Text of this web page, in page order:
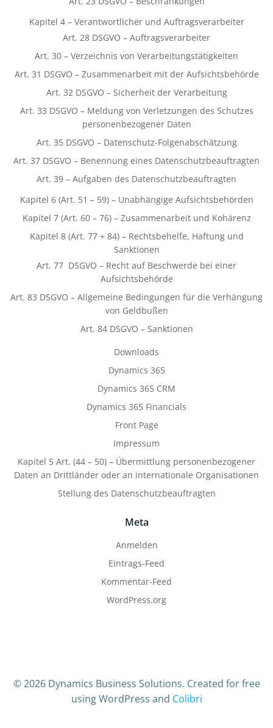
Kapitel 4 – Verantwortlicher und Auftragsverarbeiter
Art. 28 DSGVO – Auftragsverarbeiter
Art. 30 – Verzeichnis von Verarbeitungstätigkeiten
Art. 31 DSGVO – Zusammenarbeit mit der Aufsichtsbehörde
Art. 32 DSGVO – Sicherheit der Verarbeitung
Art. 33 DSGVO – Meldung von Verletzungen des Schutzes
personenbezogener Daten
Art. 35 DSGVO – Datenschutz-Folgenabschätzung
Art. 37 DSGVO – Benennung eines Datenschutzbeauftragten
Art. 39 – Aufgaben des Datenschutzbeauftragten
Kapitel 6 (Art. 51 – 59) – Unabhängige Aufsichtsbehörden
Kapitel 7 (Art. 60 – 76) – Zusammenarbeit und Kohärenz
Kapitel 8 (Art. 77 + 84) – Rechtsbehelfe, Haftung und
Sanktionen
Art. 77 DSGVO – Recht auf Beschwerde bei einer
Aufsichtsbehörde
Art. 83 DSGVO – Allgemeine Bedingungen für die Verhängung
von Geldbußen
Art. 84 DSGVO – Sanktionen
Downloads
Dynamics 365
Dynamics 365 CRM
Dynamics 365 Financials
Front Page
Impressum
Kapitel 5 Art. (44 – 50) – Übermittlung personenbezogener
Daten an Drittländer oder an internationale Organisationen
Stellung des Datenschutzbeauftragten
Meta
Anmelden
Eintrags-Feed
Kommentar-Feed
WordPress.org
© 2026 Dynamics Business Solutions. Created for free
using WordPress and Colibri